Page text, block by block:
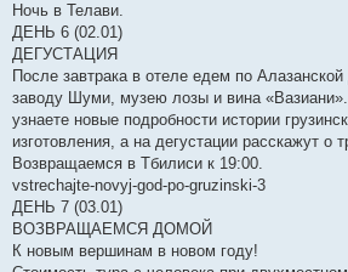
Ночь в Телави.
ДЕНЬ 6 (02.01)
ДЕГУСТАЦИЯ
После завтрака в отеле едем по
заводу Шуми, музею лозы и вина
узнаете новые подробности истории
изготовления, а на дегустации расскажут о
Возвращаемся в Тбилиси к 19:00.
vstrechajte-novyj-god-po-gruzinski-3
ДЕНЬ 7 (03.01)
ВОЗВРАЩАЕМСЯ ДОМОЙ
К новым вершинам в новом году!